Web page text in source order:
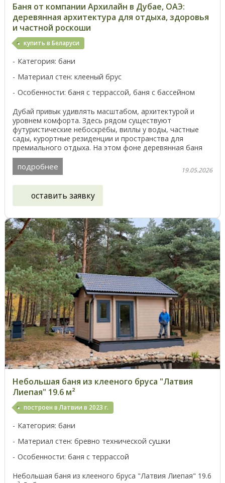
Баня от компании Архилайн в Дубае, ОАЭ:
деревянная архитектура для отдыха, здоровья
и частной роскоши
купить в Беларуси
Категория: бани
Материал стен: клееный брус
Особенности: баня с террассой, баня с бассейном
Дубай привык удивлять масштабом, архитектурой и
уровнем комфорта. Здесь рядом существуют
футуристические небоскрёбы, виллы у воды, частные
сады, курортные резиденции и пространства для
премиального отдыха. На этом фоне деревянная баня
от компании ...
подробнее 19.05.2026
оставить заявку
Небольшая баня из клееного бруса "Латвия
Лиепая" 19.6 м²
построен в Латвии в 2023 г.
Категория: бани
Материал стен: бревно технической сушки
Особенности: баня с террассой
Небольшая баня из клееного бруса "Латвия Лиепая" 19.6